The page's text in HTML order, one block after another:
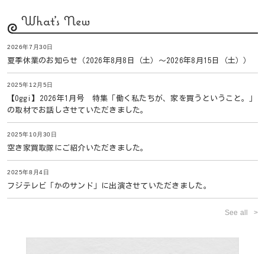
What's New
2026年7月30日
夏季休業のお知らせ（2026年8月8日（土）〜2026年8月15日（土））
2025年12月5日
【Oggi】2026年1月号 特集「働く私たちが、家を買うということ。」
の取材でお話しさせていただきました。
2025年10月30日
空き家買取隊にご紹介いただきました。
2025年8月4日
フジテレビ「かのサンド」に出演させていただきました。
See all